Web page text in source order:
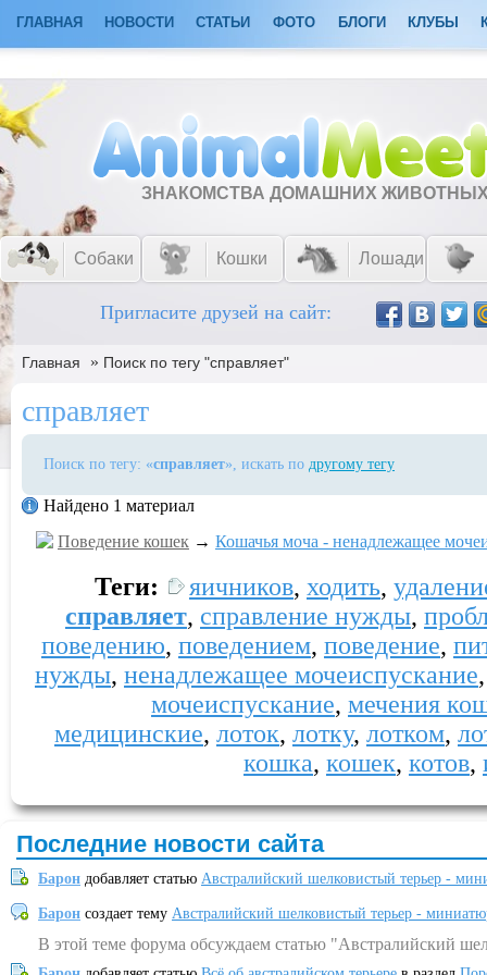
ГЛАВНАЯ НОВОСТИ СТАТЬИ ФОТО БЛОГИ КЛУБЫ
ЗНАКОМСТВА ДОМАШНИХ
Собаки Кошки Лошади
Пригласите друзей на сайт:
Главная » Поиск по тегу "справляет"
справляет
Поиск по тегу: «справляет», искать по другому тегу
Найдено 1 материал
Поведение кошек → Кошачья моча - ненадлежащее
Теги: яичников, ходить,
справляет, справление нужды,
поведению, поведением, поведение,
нужды, ненадлежащее мочеиспускание
мочеиспускание, мечения
медицинские, лоток, лотку, лотком,
кошка, кошек, котов,
Последние новости сайта
Барон добавляет статью Австралийский шелковистый терьер -
Барон создает тему Австралийский шелковистый терьер -
В этой теме форума обсуждаем статью "Австралийский